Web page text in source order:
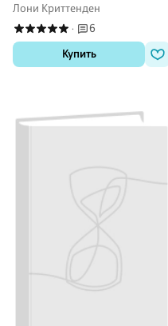
Лони Криттенден
·
6
Купить